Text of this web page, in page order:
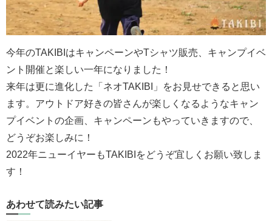
今年のTAKIBIはキャンペーンやTシャツ販売、キャンプイベ
ント開催と楽しい一年になりました！
来年は更に進化した「ネオTAKIBI」をお見せできると思い
ます。アウトドア好きの皆さんが楽しくなるようなキャン
プイベントの企画、キャンペーンもやっていきますので、
どうぞお楽しみに！
2022年ニューイヤーもTAKIBIをどうぞ宜しくお願い致しま
す！
あわせて読みたい記事